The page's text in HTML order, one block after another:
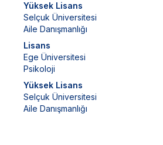
Yüksek Lisans
Selçuk Üniversitesi
Aile Danışmanlığı
Lisans
Ege Üniversitesi
Psikoloji
Yüksek Lisans
Selçuk Üniversitesi
Aile Danışmanlığı